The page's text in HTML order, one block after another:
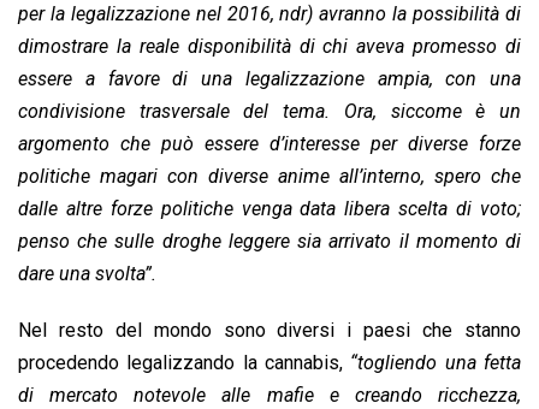
per la legalizzazione nel 2016, ndr) avranno la possibilità di
dimostrare la reale disponibilità di chi aveva promesso di
essere a favore di una legalizzazione ampia, con una
condivisione trasversale del tema. Ora, siccome è un
argomento che può essere d’interesse per diverse forze
politiche magari con diverse anime all’interno, spero che
dalle altre forze politiche venga data libera scelta di voto;
penso che sulle droghe leggere sia arrivato il momento di
dare una svolta”.
Nel resto del mondo sono diversi i paesi che stanno
procedendo legalizzando la cannabis, “togliendo una fetta
di mercato notevole alle mafie e creando ricchezza,